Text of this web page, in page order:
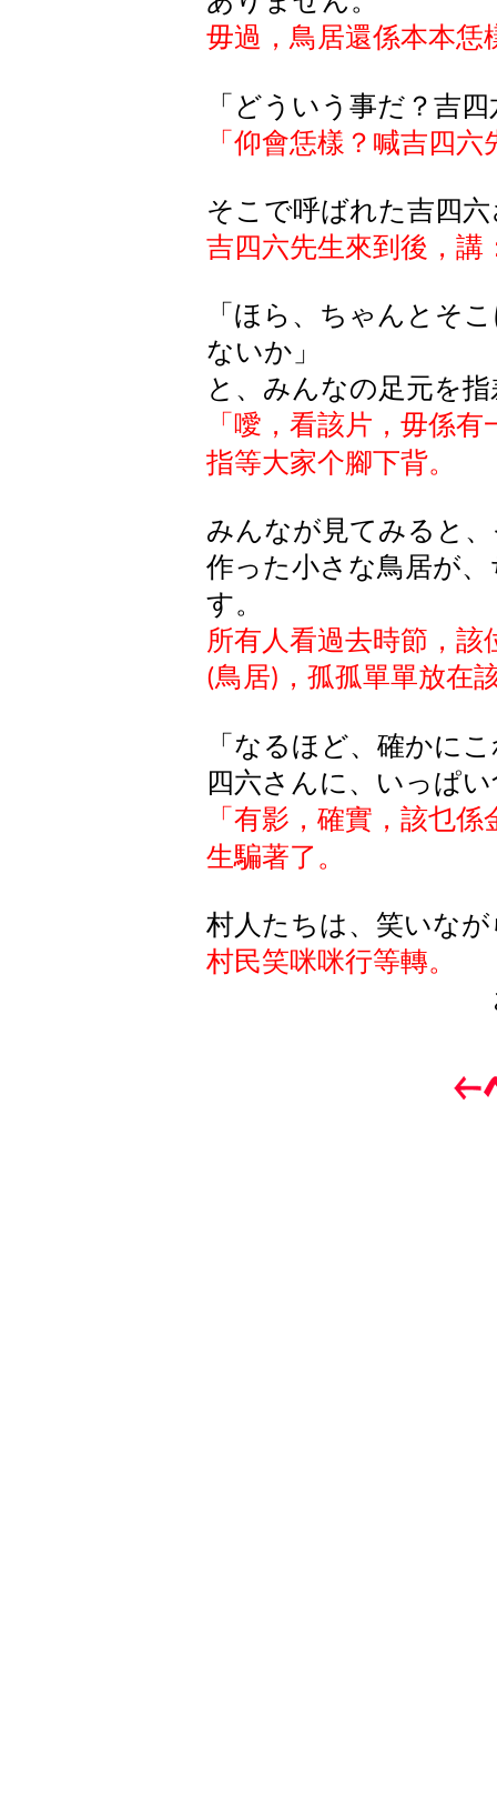
毋過，鳥居還係本本恁
「どういう事だ？吉
「仰會恁樣？喊吉四
そこで呼ばれた吉四
吉四六先生來到後，講
「ほら、ちゃんとそ
ないか」
と、みんなの足元を
「噯，看該片，毋係有
指等大家个腳下背。
みんなが見てみると
作った小さな鳥居が
す。
所有人看過去時節，
(鳥居) ，孤孤單單放在
「なるほど、確かに
四六さんに、いっぱ
「有影，確實，該乜係
生騙著了。
村人たちは、笑いな
村民笑咪咪行等轉。